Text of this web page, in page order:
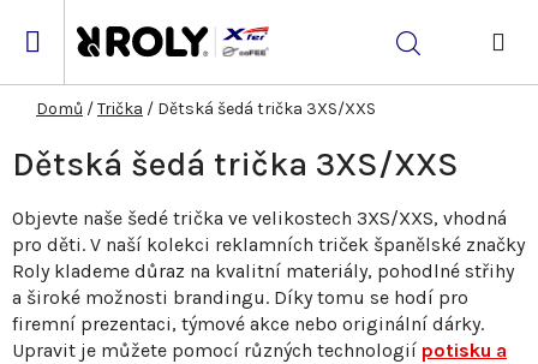
Hledat
Domů /Trička / Dětská šedá trička 3XS/XXS
Dětská šedá trička 3XS/XXS
Objevte naše šedé trička ve velikostech 3XS/XXS, vhodná
pro děti. V naší kolekci reklamních triček španělské značky
Roly klademe důraz na kvalitní materiály, pohodlné střihy
a široké možnosti brandingu. Díky tomu se hodí pro
firemní prezentaci, týmové akce nebo originální dárky.
Upravit je můžete pomocí různých technologií potisku a